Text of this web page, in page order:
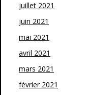
juillet 2021
juin 2021
mai 2021
avril 2021
mars 2021
février 2021